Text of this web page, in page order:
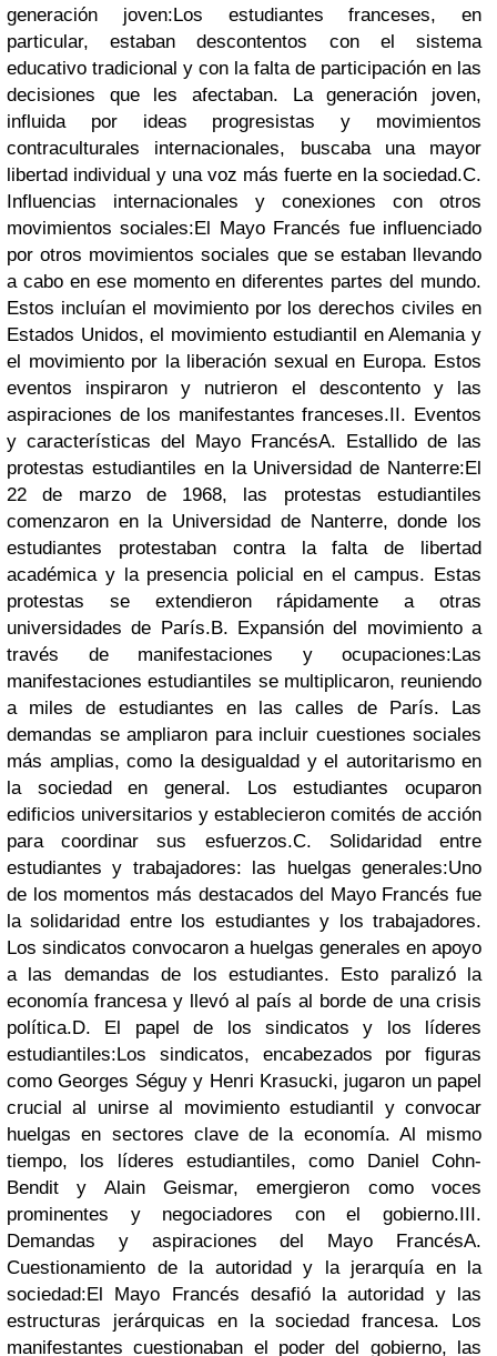
generación joven:Los estudiantes franceses, en
particular, estaban descontentos con el sistema
educativo tradicional y con la falta de participación en las
decisiones que les afectaban. La generación joven,
influida por ideas progresistas y movimientos
contraculturales internacionales, buscaba una mayor
libertad individual y una voz más fuerte en la sociedad.C.
Influencias internacionales y conexiones con otros
movimientos sociales:El Mayo Francés fue influenciado
por otros movimientos sociales que se estaban llevando
a cabo en ese momento en diferentes partes del mundo.
Estos incluían el movimiento por los derechos civiles en
Estados Unidos, el movimiento estudiantil en Alemania y
el movimiento por la liberación sexual en Europa. Estos
eventos inspiraron y nutrieron el descontento y las
aspiraciones de los manifestantes franceses.II. Eventos
y características del Mayo FrancésA. Estallido de las
protestas estudiantiles en la Universidad de Nanterre:El
22 de marzo de 1968, las protestas estudiantiles
comenzaron en la Universidad de Nanterre, donde los
estudiantes protestaban contra la falta de libertad
académica y la presencia policial en el campus. Estas
protestas se extendieron rápidamente a otras
universidades de París.B. Expansión del movimiento a
través de manifestaciones y ocupaciones:Las
manifestaciones estudiantiles se multiplicaron, reuniendo
a miles de estudiantes en las calles de París. Las
demandas se ampliaron para incluir cuestiones sociales
más amplias, como la desigualdad y el autoritarismo en
la sociedad en general. Los estudiantes ocuparon
edificios universitarios y establecieron comités de acción
para coordinar sus esfuerzos.C. Solidaridad entre
estudiantes y trabajadores: las huelgas generales:Uno
de los momentos más destacados del Mayo Francés fue
la solidaridad entre los estudiantes y los trabajadores.
Los sindicatos convocaron a huelgas generales en apoyo
a las demandas de los estudiantes. Esto paralizó la
economía francesa y llevó al país al borde de una crisis
política.D. El papel de los sindicatos y los líderes
estudiantiles:Los sindicatos, encabezados por figuras
como Georges Séguy y Henri Krasucki, jugaron un papel
crucial al unirse al movimiento estudiantil y convocar
huelgas en sectores clave de la economía. Al mismo
tiempo, los líderes estudiantiles, como Daniel Cohn-
Bendit y Alain Geismar, emergieron como voces
prominentes y negociadores con el gobierno.III.
Demandas y aspiraciones del Mayo FrancésA.
Cuestionamiento de la autoridad y la jerarquía en la
sociedad:El Mayo Francés desafió la autoridad y las
estructuras jerárquicas en la sociedad francesa. Los
manifestantes cuestionaban el poder del gobierno, las